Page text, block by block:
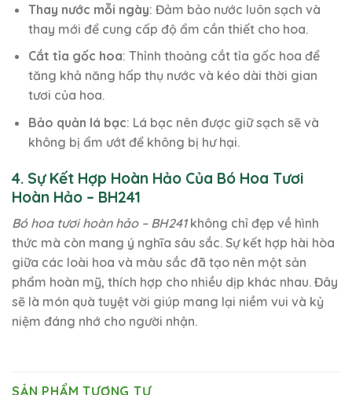
Thay nước mỗi ngày: Đảm bảo nước luôn sạch và
thay mới để cung cấp độ ẩm cần thiết cho hoa.
Cắt tỉa gốc hoa: Thỉnh thoảng cắt tỉa gốc hoa để
tăng khả năng hấp thụ nước và kéo dài thời gian
tươi của hoa.
Bảo quản lá bạc: Lá bạc nên được giữ sạch sẽ và
không bị ẩm ướt để không bị hư hại.
4. Sự Kết Hợp Hoàn Hảo Của Bó Hoa Tươi
Hoàn Hảo – BH241
Bó hoa tươi hoàn hảo – BH241không chỉ đẹp về hình
thức mà còn mang ý nghĩa sâu sắc. Sự kết hợp hài hòa
giữa các loài hoa và màu sắc đã tạo nên một sản
phẩm hoàn mỹ, thích hợp cho nhiều dịp khác nhau. Đây
sẽ là món quà tuyệt vời giúp mang lại niềm vui và kỷ
niệm đáng nhớ cho người nhận.
SẢN PHẨM TƯƠNG TỰ